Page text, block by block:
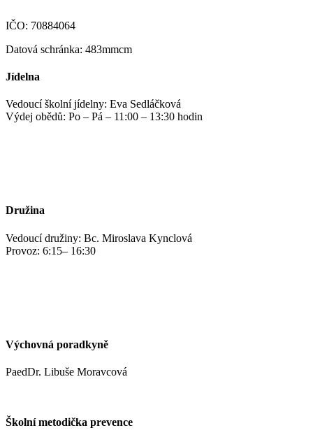
IČO: 70884064
Datová schránka: 483mmcm
Jídelna
Vedoucí školní jídelny: Eva Sedláčková
Výdej obědů: Po – Pá – 11:00 – 13:30 hodin
Družina
Vedoucí družiny: Bc. Miroslava Kynclová
Provoz: 6:15– 16:30
Výchovná poradkyně
PaedDr. Libuše Moravcová
Školní metodička prevence